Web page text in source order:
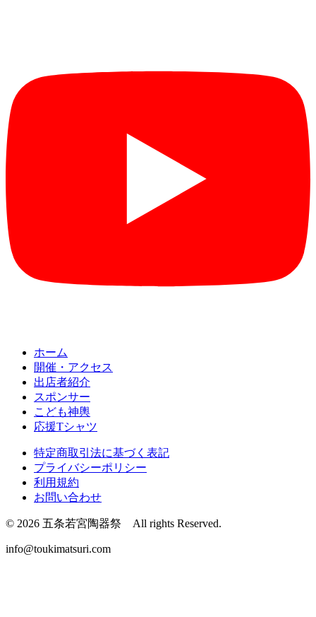
ホーム
開催・アクセス
出店者紹介
スポンサー
こども神輿
応援Tシャツ
特定商取引法に基づく表記
プライバシーポリシー
利用規約
お問い合わせ
© 2026 五条若宮陶器祭 All rights Reserved.
info@toukimatsuri.com